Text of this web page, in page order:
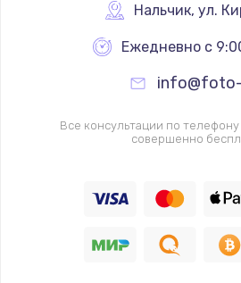
Замена
700 руб.
Заказать
2500 руб.
Нальчик, ул.
Ежедневно с
Все консультации по
совершенно